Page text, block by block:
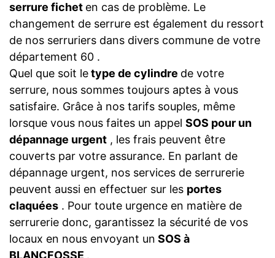
serrure fichet en cas de problème. Le
changement de serrure est également du ressort
de nos serruriers dans divers commune de votre
département 60 .
Quel que soit letype de cylindre de votre
serrure, nous sommes toujours aptes à vous
satisfaire. Grâce à nos tarifs souples, même
lorsque vous nous faites un appel SOS pour un
dépannage urgent , les frais peuvent être
couverts par votre assurance. En parlant de
dépannage urgent, nos services de serrurerie
peuvent aussi en effectuer sur les portes
claquées . Pour toute urgence en matière de
serrurerie donc, garantissez la sécurité de vos
locaux en nous envoyant un SOS à
BLANCFOSSE .